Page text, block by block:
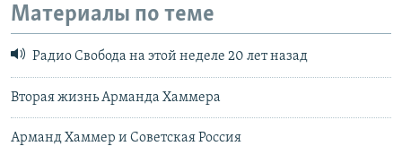
Материалы по теме
Радио Свобода на этой неделе 20 лет назад
Вторая жизнь Арманда Хаммера
Арманд Хаммер и Советская Россия